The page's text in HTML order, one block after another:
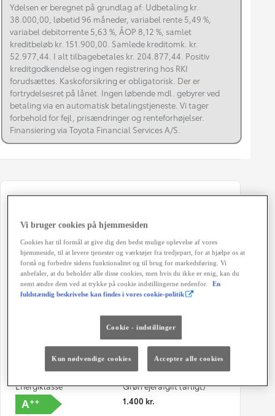
Ydelsen er beregnet på grundlag af: Udbetaling kr.
38.000,00, løbetid 96 måneder, variabel rente 5,49 %,
variabel debitorrente 5,63 %, ÅOP 8,12 %, samlet
kreditbeløb kr. 151.900,00. Samlede kreditomk. kr.
52.977,44. I alt tilbagebetales kr. 204.877,44. Positiv
kreditgodkendelse og ingen registrering hos RKI
forudsættes. Kaskoforsikring er obligatorisk. Der er
fortrydelsesret på lånet. Ingen løbende mdl. gebyrer ved
betaling via en automatisk betalingstjeneste. Vi tager
forbehold for fejl, prisændringer og renteforhøjelser.
Finansiering via Toyota Financial Services A/S.
Kilometertal
85.000 km
Brændstof
Benzin
Karosseri
Hatchback
Hestekræfter
122 HK
Automatisk gearkasse
Farve
Hvid
Energiklasse
Grøn ejerafgift (årligt)
1.400 kr.
Vi bruger cookies på hjemmesiden
Cookies har til formål at give dig den bedst mulige oplevelse af vores
hjemmeside, til at levere tjenester og værktøjer fra tredjepart, for at hjælpe os at
forstå og forbedre sidens funktionalitet og til brug for markedsføring. Vi
anbefaler, at du beholder alle disse cookies, men hvis du ikke er enig, kan du
nemt ændre dem ved at trykke på cookie indstillingerne nedenfor.
En
fuldstændig beskrivelse kan findes i vores cookie-politik
Cookie - indstillinger
Kun nødvendige cookies Accepter alle cookies